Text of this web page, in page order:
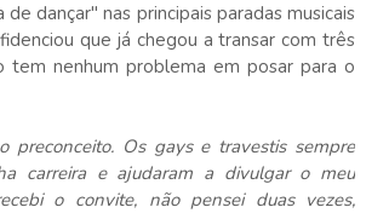
de dançar" nas principais paradas musicais
que já chegou a transar com três
tem nenhum problema em posar para o
preconceito. Os gays e travestis sempre
carreira e ajudaram a divulgar o meu
o convite, não pensei duas vezes,